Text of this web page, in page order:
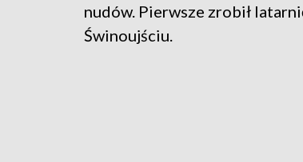
nudów. Pierwsze zrobił
Świnoujściu.